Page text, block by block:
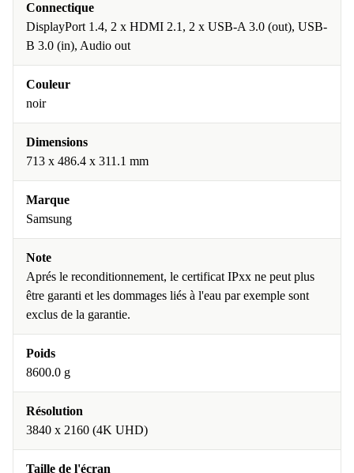
Connectique
DisplayPort 1.4, 2 x HDMI 2.1, 2 x USB-A 3.0 (out), USB-
B 3.0 (in), Audio out
Couleur
noir
Dimensions
713 x 486.4 x 311.1 mm
Marque
Samsung
Note
Aprés le reconditionnement, le certificat IPxx ne peut plus
être garanti et les dommages liés à l'eau par exemple sont
exclus de la garantie.
Poids
8600.0 g
Résolution
3840 x 2160 (4K UHD)
Taille de l'écran